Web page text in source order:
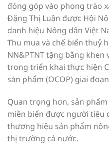
đóng góp vào phong trào
Đặng Thị Luận được Hội
danh hiệu Nông dân Việt
Thu mua và chế biến thuỷ
NN&PTNT tặng bằng khen
trong triển khai thực hiện
sản phẩm (OCOP) giai
Quan trọng hơn, sản
miền biển được người tiêu
thương hiệu sản phẩm
thị trường cả nước.